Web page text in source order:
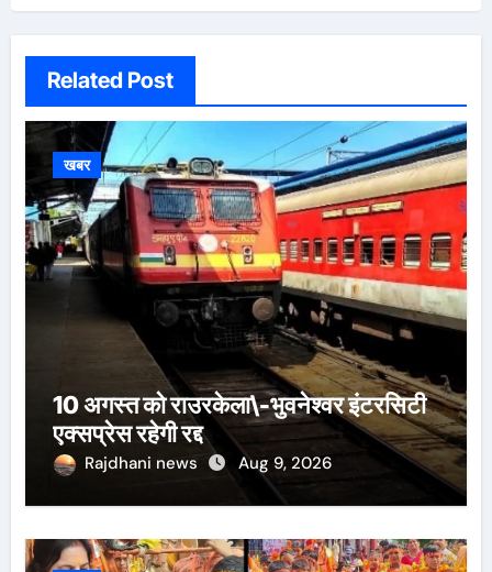
Related Post
खबर
10 अगस्त को राउरकेला\-भुवनेश्वर इंटरसिटी
एक्सप्रेस रहेगी रद्द
Rajdhani news Aug 9, 2026